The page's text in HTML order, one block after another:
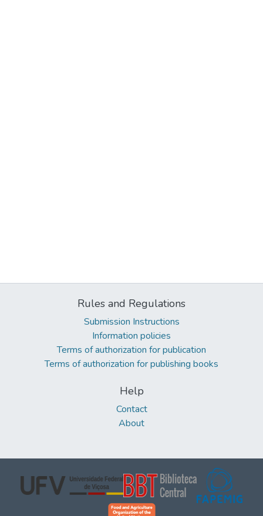
Rules and Regulations
Submission Instructions
Information policies
Terms of authorization for publication
Terms of authorization for publishing books
Help
Contact
About